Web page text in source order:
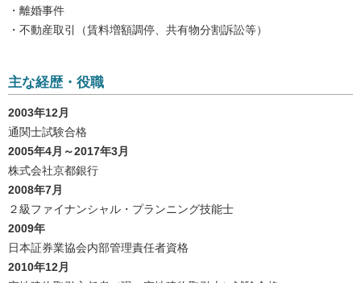
・離婚事件
・不動産取引（賃料増額調停、共有物分割訴訟等）
主な経歴・役職
2003年12月
通関士試験合格
2005年4月～2017年3月
株式会社京都銀行
2008年7月
２級ファイナンシャル・プランニング技能士
2009年
日本証券業協会内部管理責任者資格
2010年12月